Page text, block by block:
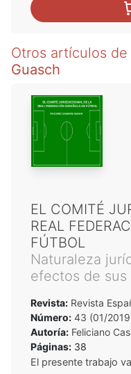
Otros artículos de
Guasch
EL COMITÉ
REAL
FÚTBOL
Naturaleza
efectos de
Revista: Revista
Número: 43 (01/
Autoría: Feliciano
Páginas: 38
El presente trabajo